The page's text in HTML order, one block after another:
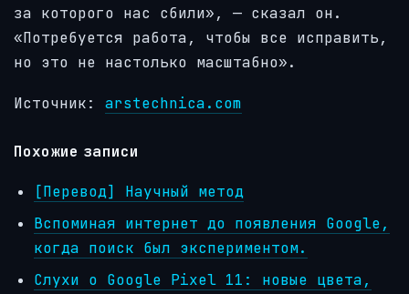
за которого нас сбили», — сказал он.
«Потребуется работа, чтобы все исправить,
но это не настолько масштабно».
Источник: arstechnica.com
Похожие записи
[Перевод] Научный метод
Вспоминая интернет до появления Google,
когда поиск был экспериментом.
Слухи о Google Pixel 11: новые цвета,